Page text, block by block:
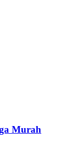
Murah